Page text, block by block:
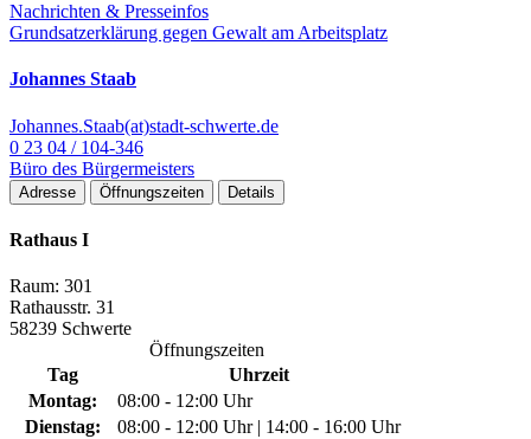
Nachrichten & Presseinfos
Grundsatzerklärung gegen Gewalt am Arbeitsplatz
Johannes Staab
Johannes.Staab(at)stadt-schwerte.de
0 23 04 / 104-346
Büro des Bürgermeisters
Adresse Öffnungszeiten Details
Rathaus I
Raum: 301
Rathausstr. 31
58239 Schwerte
Öffnungszeiten
Tag
Uhrzeit
Montag:
08:00 - 12:00 Uhr
Dienstag:
08:00 - 12:00 Uhr | 14:00 - 16:00 Uhr